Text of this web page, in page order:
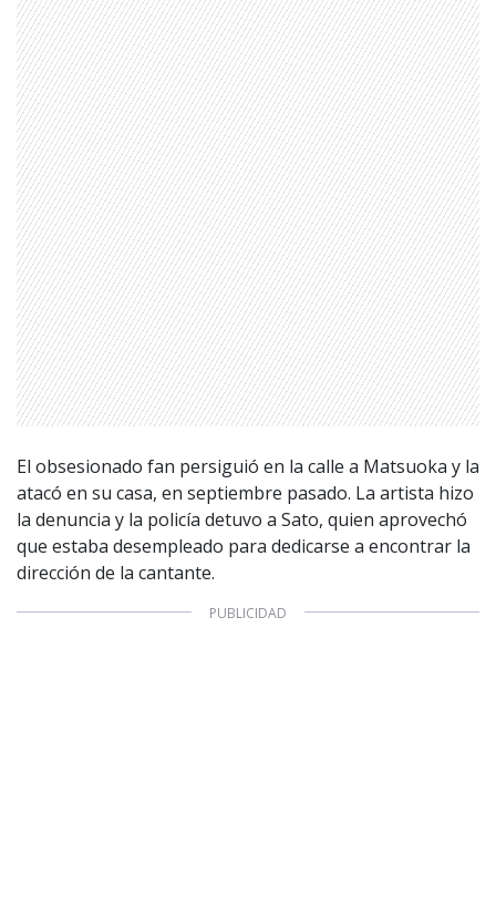
El obsesionado fan persiguió en la calle a Matsuoka y la
atacó en su casa, en septiembre pasado. La artista hizo
la denuncia y la policía detuvo a Sato, quien aprovechó
que estaba desempleado para dedicarse a encontrar la
dirección de la cantante.
1997 — 2026
© PRISA MEDIA CORP SPA.
Producción musical Cadena Ser, España 2026.
CONTACTO COMERCIAL
Aviso legal
Política de privacidad|Política de Cookies
Valores Pautas publicitarias Presidenciales 2025